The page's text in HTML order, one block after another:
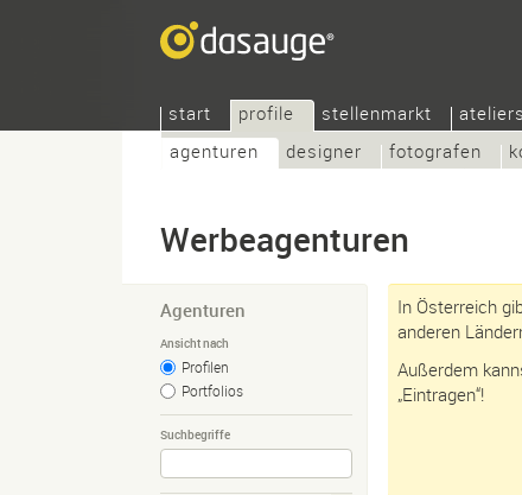
start
profile
agenturen
designer fotografen
stellenmarkt ateliers
Werbeagenturen
Agenturen
Ansicht nach
Profilen
Portfolios
Suchbegriffe
In Österreich
anderen
Außerdem
„Eintragen“!